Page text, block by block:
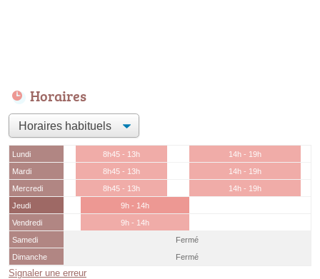
Horaires
Lundi 8h45 - 13h
14h - 19h
Mardi
8h45 - 13h
14h - 19h
Mercredi
8h45 - 13h
14h - 19h
Jeudi
9h - 14h
Vendredi
9h - 14h
Samedi
Fermé
Dimanche
Fermé
Signaler une erreur